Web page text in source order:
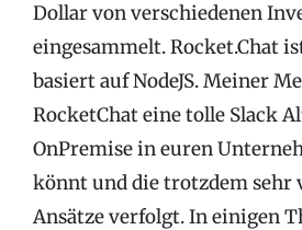
Dollar von verschiedenen
eingesammelt. Rocket.Chat
basiert auf NodeJS. Meiner
RocketChat eine tolle Slack
OnPremise in euren
könnt und die trotzdem sehr
Ansätze verfolgt. In einigen